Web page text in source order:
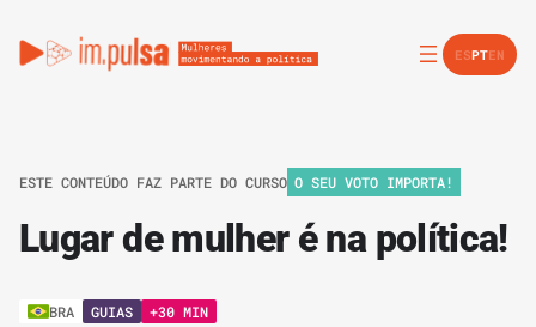
ESPTEN
ESTE CONTEÚDO FAZ PARTE DO CURSO O SEU VOTO IMPORTA!
Lugar de mulher é na política!
BRA GUIAS
+30 MIN